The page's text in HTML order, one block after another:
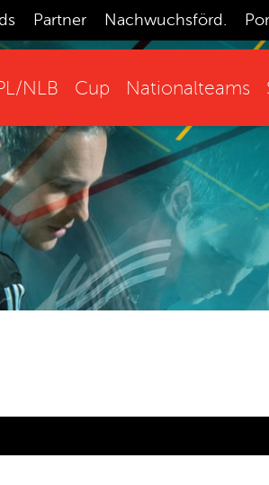
Partner Nachwuchsförd.
NLB Cup Nationalteams